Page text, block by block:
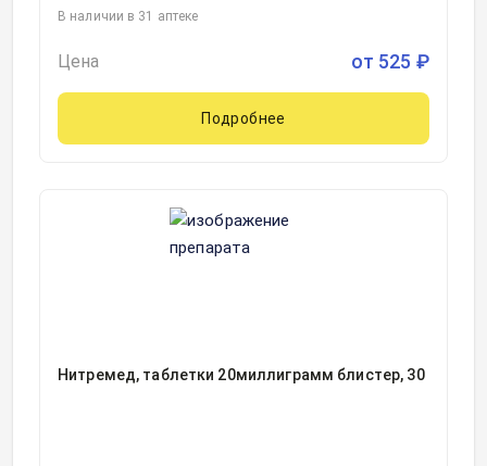
В наличии в 31 аптеке
Цена от 525 ₽
Подробнее
Нитремед, таблетки 20миллиграмм блистер, 30